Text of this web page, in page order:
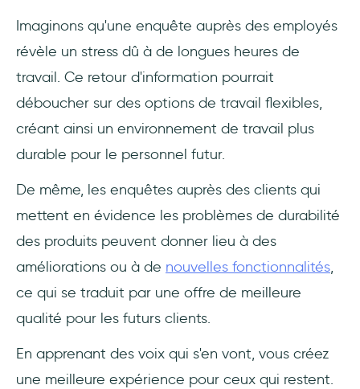
Imaginons qu'une enquête auprès des employés
révèle un stress dû à de longues heures de
travail. Ce retour d'information pourrait
déboucher sur des options de travail flexibles,
créant ainsi un environnement de travail plus
durable pour le personnel futur.
De même, les enquêtes auprès des clients qui
mettent en évidence les problèmes de durabilité
des produits peuvent donner lieu à des
améliorations ou à de nouvelles fonctionnalités,
ce qui se traduit par une offre de meilleure
qualité pour les futurs clients.
En apprenant des voix qui s'en vont, vous créez
une meilleure expérience pour ceux qui restent.